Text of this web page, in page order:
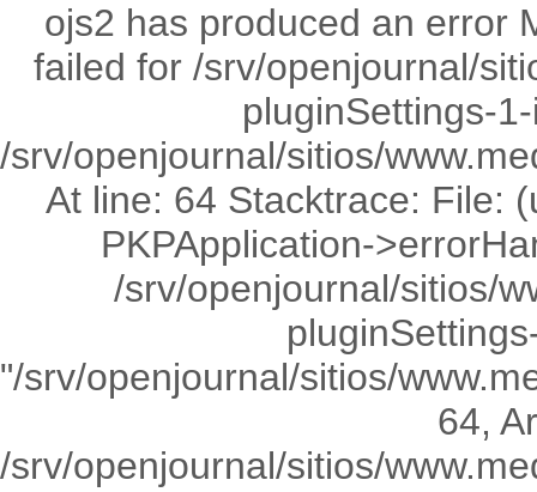
ojs2 has produced an error
failed for /srv/openjournal/
pluginSettings-
/srv/openjournal/sitios/
At line: 64 Stacktrace: File:
PKPApplication-
/srv/openjournal/sitios/
"/srv/openjournal/sitios/
64,
/srv/openjournal/sitios/